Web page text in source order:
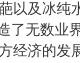
以及冰纯
了无数业
经济的发